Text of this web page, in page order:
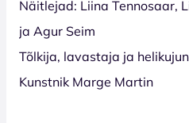
Näitlejad: Liina Tennosaar,
ja Agur Seim
Tõlkija, lavastaja ja
Kunstnik Marge Martin